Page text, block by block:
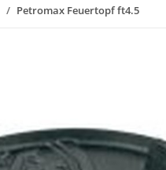
Petromax Feuertopf ft4.5